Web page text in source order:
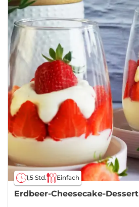
1,5 Std. Einfach
Erdbeer-Cheesecake-Dessert